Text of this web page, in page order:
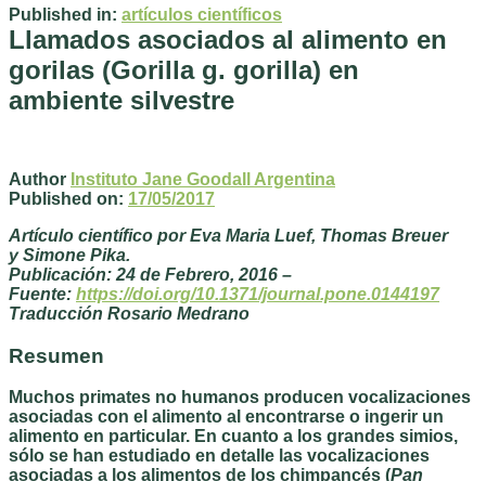
Published in: artículos científicos
Llamados asociados al alimento en
gorilas (Gorilla g. gorilla) en
ambiente silvestre
Author Instituto Jane Goodall Argentina
Published on: 17/05/2017
Artículo científico por Eva Maria Luef, Thomas Breuer
y Simone Pika.
Publicación: 24 de Febrero, 2016 –
Fuente: https://doi.org/10.1371/journal.pone.0144197
Traducción Rosario Medrano
Resumen
Muchos primates no humanos producen vocalizaciones
asociadas con el alimento al encontrarse o ingerir un
alimento en particular. En cuanto a los grandes simios,
sólo se han estudiado en detalle las vocalizaciones
asociadas a los alimentos de los chimpancés (Pan